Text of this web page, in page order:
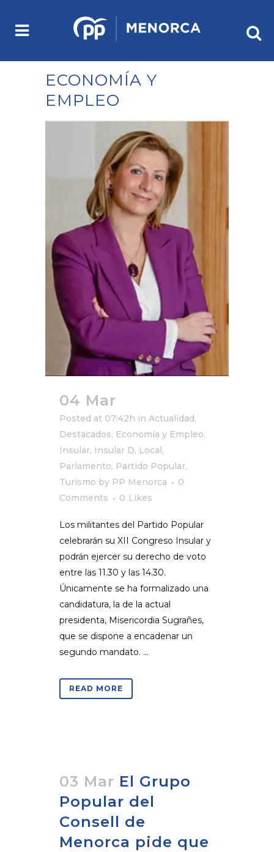
ECONOMÍA Y
EMPLEO
04 Mar
Posted at 07:42h in Actualidad,
Destacados, Economía y Empleo,
Insular, Insular D, Local,
Parlamento, Partido Popular,
Turismo by PP Menorca
0
Comments
0 Likes
Los militantes del Partido Popular
celebrarán su XII Congreso Insular y
podrán ejercer su derecho de voto
entre las 11.30 y las 14.30.
Únicamente se ha formalizado una
candidatura, la de la actual
presidenta, Misericordia Sugrañes,
que se dispone a encadenar un
segundo mandato. ...
READ MORE
03 Mar El Grupo
Popular del
Consell de
Menorca pide que